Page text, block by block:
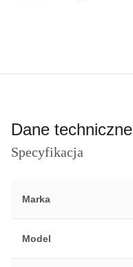
Dane techniczne
Specyfikacja
Marka
Model